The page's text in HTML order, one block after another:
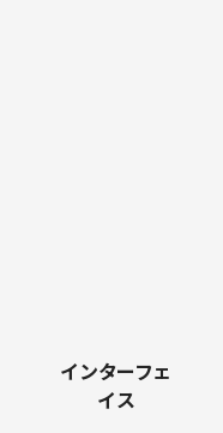
インターフェ
イス